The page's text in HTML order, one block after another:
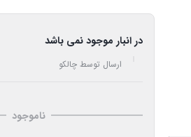
در انبار موجود نمی باشد
ارسال توسط چالکو
ناموجود